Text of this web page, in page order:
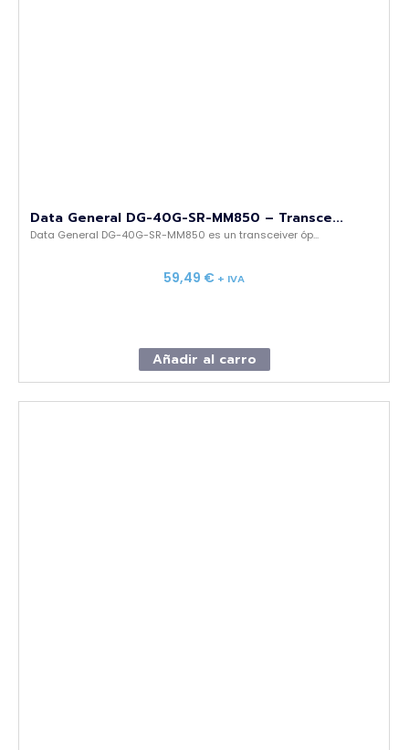
Data General DG-40G-SR-MM850 – Transce...
Data General DG-40G-SR-MM850 es un transceiver óp...
59,49 € + IVA
Añadir al carro